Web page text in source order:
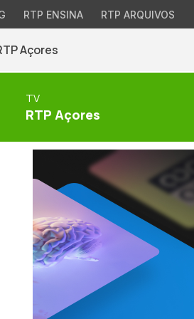
RTP ENSINA RTP ARQUIVOS
Açores
TV
RTP Açores